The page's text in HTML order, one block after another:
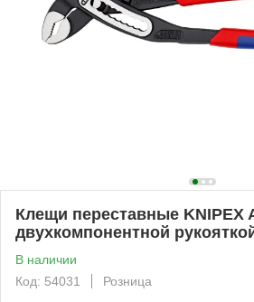
Клещи переставные KNIPEX
двухкомпонентной
В наличии
Код: 54031
Розница